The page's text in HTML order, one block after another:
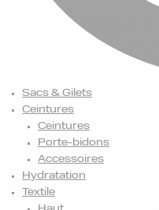
Sacs & Gilets
Ceintures
Ceintures
Porte-bidons
Accessoires
Hydratation
Textile